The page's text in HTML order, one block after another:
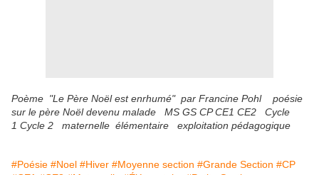
Poème "Le Père Noël est enrhumé" par Francine Pohl poésie
sur le père Noël devenu malade MS GS CP CE1 CE2 Cycle
1 Cycle 2 maternelle élémentaire exploitation pédagogique
#Poésie #Noel #Hiver #Moyenne section #Grande Section #CP